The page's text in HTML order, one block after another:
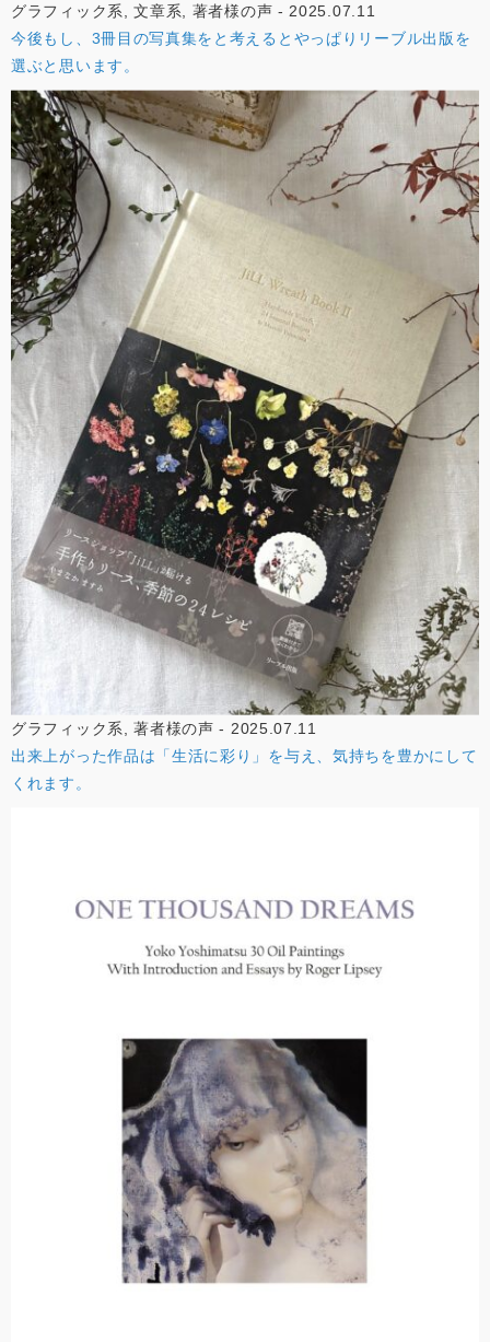
グラフィック系, 文章系, 著者様の声 - 2025.07.11
今後もし、3冊目の写真集をと考えるとやっぱりリーブル出版を
選ぶと思います。
グラフィック系, 著者様の声 - 2025.07.11
出来上がった作品は「生活に彩り」を与え、気持ちを豊かにして
くれます。